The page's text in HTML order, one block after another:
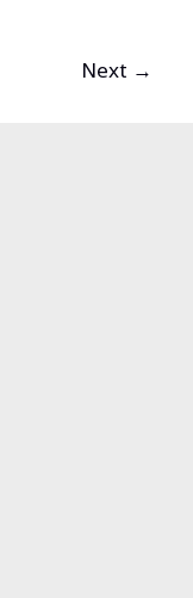
Next →